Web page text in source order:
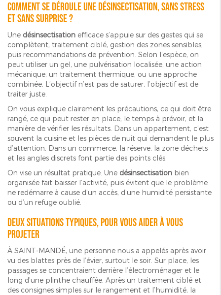
Comment se déroule une désinsectisation, sans stress
et sans surprise ?
Une désinsectisation efficace s’appuie sur des gestes qui se
complètent, traitement ciblé, gestion des zones sensibles,
puis recommandations de prévention. Selon l’espèce, on
peut utiliser un gel, une pulvérisation localisée, une action
mécanique, un traitement thermique, ou une approche
combinée. L’objectif n’est pas de saturer, l’objectif est de
traiter juste.
On vous explique clairement les précautions, ce qui doit être
rangé, ce qui peut rester en place, le temps à prévoir, et la
manière de vérifier les résultats. Dans un appartement, c’est
souvent la cuisine et les pièces de nuit qui demandent le plus
d’attention. Dans un commerce, la réserve, la zone déchets
et les angles discrets font partie des points clés.
On vise un résultat pratique. Une désinsectisation bien
organisée fait baisser l’activité, puis évitent que le problème
ne redémarre à cause d’un accès, d’une humidité persistante
ou d’un refuge oublié.
Deux situations typiques, pour vous aider à vous
projeter
À SAINT-MANDÉ, une personne nous a appelés après avoir
vu des blattes près de l’évier, surtout le soir. Sur place, les
passages se concentraient derrière l’électroménager et le
long d’une plinthe chauffée. Après un traitement ciblé et
des consignes simples sur le rangement et l’humidité, la